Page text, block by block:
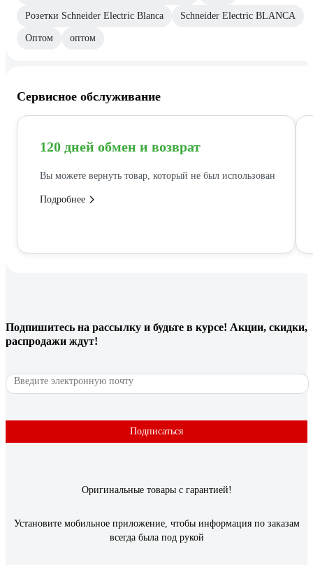
Розетки Schneider Electric Blanca Schneider Electric BLANCA
Оптом оптом
Сервисное обслуживание
120 дней обмен и возврат
Вы можете вернуть товар, который не был использован
Подробнее
Подпишитесь на рассылку и будьте в курсе! Акции, скидки,
распродажи ждут!
Подписаться
Оригинальные товары с гарантией!
Установите мобильное приложение, чтобы информация по заказам
всегда была под рукой